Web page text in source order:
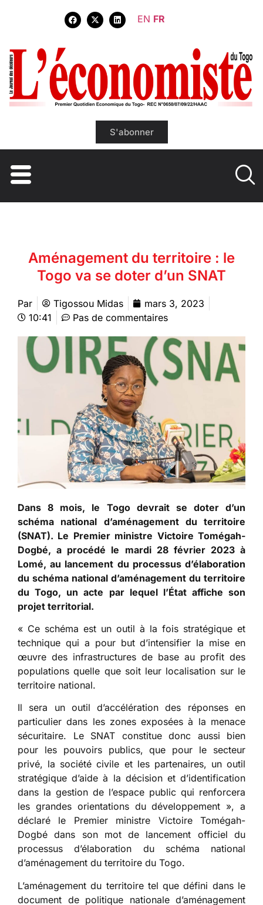
EN FR
S'abonner
Aménagement du territoire : le
Togo va se doter d’un SNAT
Par Tigossou Midas
mars 3, 2023
10:41
Pas de commentaires
Dans 8 mois, le Togo devrait se doter d’un
schéma national d’aménagement du territoire
(SNAT). Le Premier ministre Victoire Tomégah-
Dogbé, a procédé le mardi 28 février 2023 à
Lomé, au lancement du processus d’élaboration
du schéma national d’aménagement du territoire
du Togo, un acte par lequel l’État affiche son
projet territorial.
« Ce schéma est un outil à la fois stratégique et
technique qui a pour but d’intensifier la mise en
œuvre des infrastructures de base au profit des
populations quelle que soit leur localisation sur le
territoire national.
Il sera un outil d’accélération des réponses en
particulier dans les zones exposées à la menace
sécuritaire. Le SNAT constitue donc aussi bien
pour les pouvoirs publics, que pour le secteur
privé, la société civile et les partenaires, un outil
stratégique d’aide à la décision et d’identification
dans la gestion de l’espace public qui renforcera
les grandes orientations du développement », a
déclaré le Premier ministre Victoire Tomégah-
Dogbé dans son mot de lancement officiel du
processus d’élaboration du schéma national
d’aménagement du territoire du Togo.
L’aménagement du territoire tel que défini dans le
document de politique nationale d’aménagement